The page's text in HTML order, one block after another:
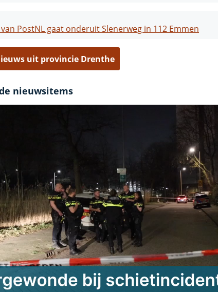
PostNL gaat onderuit Slenerweg in 112 Emmen
uit provincie Drenthe
nieuwsitems